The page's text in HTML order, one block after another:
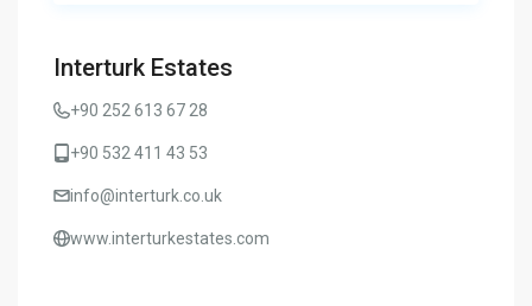
Interturk Estates
+90 252 613 67 28
+90 532 411 43 53
info@interturk.co.uk
www.interturkestates.com